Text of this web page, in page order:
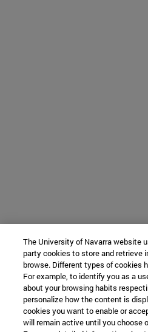
The University of Navarra website
party cookies to store and retrieve
browse. Different types of cookies
For example, to identify you as a
about your browsing habits
personalize how the content is
cookies you want to enable or
will remain active until you choose